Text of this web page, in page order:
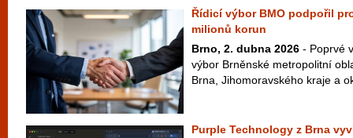
Řídicí výbor BMO podpořil
milionů korun
Brno, 2. dubna 2026 - Poprvé
výbor Brněnské metropolitní
Brna, Jihomoravského kraje a
Purple Technology z Brna